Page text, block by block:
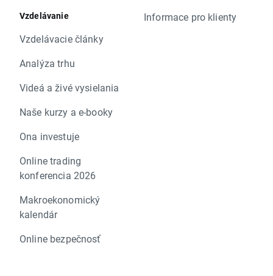
Vzdelávanie
Vzdelávacie články
Analýza trhu
Videá a živé vysielania
Naše kurzy a e-booky
Ona investuje
Online trading
konferencia 2026
Makroekonomický
kalendár
Online bezpečnosť
Informace pro klienty